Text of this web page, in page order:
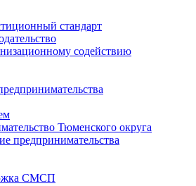
стандарт
содействию
Тюменского округа
предпринимательства
СМСП